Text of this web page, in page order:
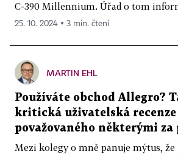
C-390 Millennium. Úřad o tom
25. 10. 2024 ▪ 3 min. čtení
MARTIN EHL
Používáte obchod Allegro?
kritická uživatelská recenze
považovaného některými
Mezi kolegy o mně panuje mýtus,